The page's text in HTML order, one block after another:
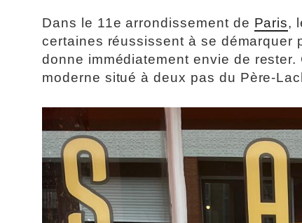
Dans le 11e arrondissement de Paris,
certaines réussissent à se démarquer
donne immédiatement envie de rester.
moderne situé à deux pas du Père-